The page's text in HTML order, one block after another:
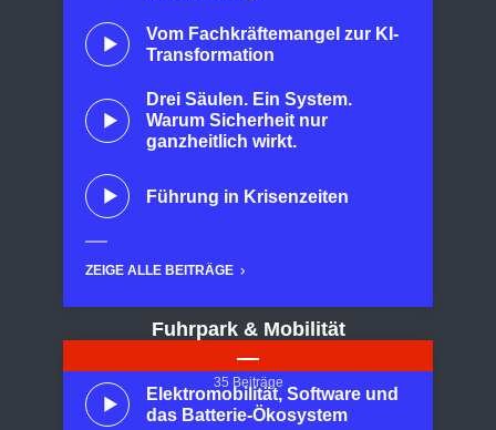
Vom Fachkräftemangel zur KI-
Transformation
Drei Säulen. Ein System.
Warum Sicherheit nur
ganzheitlich wirkt.
Führung in Krisenzeiten
ZEIGE ALLE BEITRÄGE
Fuhrpark & Mobilität
35 Beiträge
Elektromobilität, Software und
das Batterie-Ökosystem